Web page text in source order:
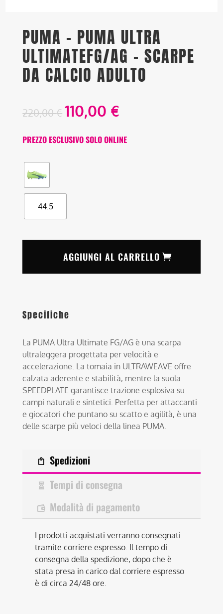
PUMA – PUMA ULTRA
ULTIMATEFG/AG – SCARPE
DA CALCIO ADULTO
220,00€ 110,00 €
PREZZO ESCLUSIVO SOLO ONLINE
44.5
AGGIUNGI AL CARRELLO
Specifiche
La PUMA Ultra Ultimate FG/AG è una scarpa
ultraleggera progettata per velocità e
accelerazione. La tomaia in ULTRAWEAVE offre
calzata aderente e stabilità, mentre la suola
SPEEDPLATE garantisce trazione esplosiva su
campi naturali e sintetici. Perfetta per attaccanti
e giocatori che puntano su scatto e agilità, è una
delle scarpe più veloci della linea PUMA.
Spedizioni
Tempi di consegna
Modalità di pagamento
I prodotti acquistati verranno consegnati
tramite corriere espresso. Il tempo di
consegna della spedizione, dopo che è
stata presa in carico dal corriere espresso
è di circa 24/48 ore.